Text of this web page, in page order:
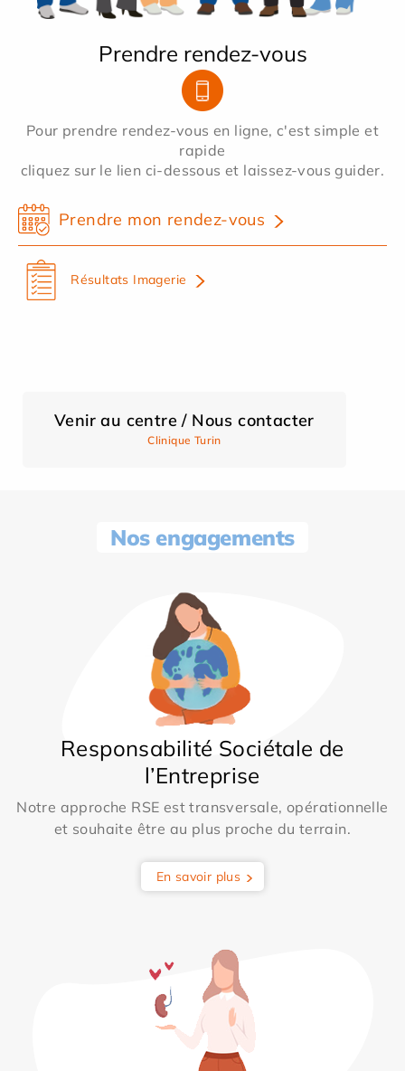
Prendre rendez-vous
Pour prendre rendez-vous en ligne, c'est simple et
rapide
cliquez sur le lien ci-dessous et laissez-vous guider.
Prendre mon rendez-vous
Résultats Imagerie
Venir au centre / Nous contacter
Clinique Turin
Nos engagements
Responsabilité Sociétale de
l’Entreprise
Notre approche RSE est transversale, opérationnelle
et souhaite être au plus proche du terrain.
En savoir plus